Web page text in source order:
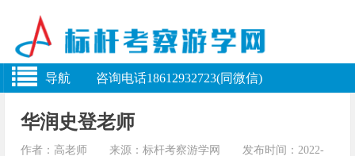
导航 咨询电话18612932723(同微信)
华润史登老师
作者：高老师 来源：标杆考察游学网 发布时间：2022-